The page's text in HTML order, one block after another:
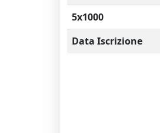
5x1000
Data Iscrizione